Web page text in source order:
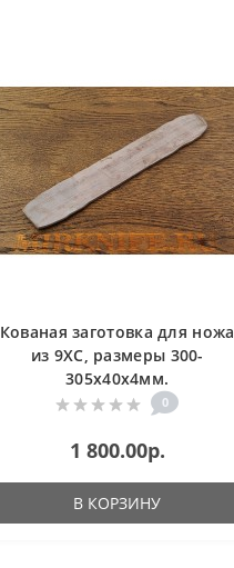
Кованая заготовка для ножа
из 9ХС, размеры 300-
305х40х4мм.
0
1 800.00р.
В КОРЗИНУ